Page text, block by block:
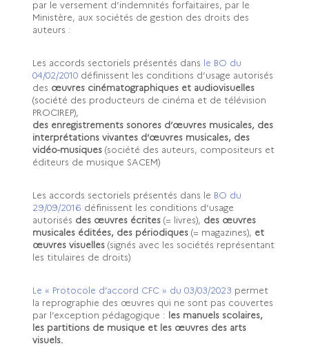
par le versement d’indemnités forfaitaires, par le
Ministère, aux sociétés de gestion des droits des
auteurs :
Les accords sectoriels présentés dans le BO du
04/02/2010 définissent les conditions d’usage autorisés
des œuvres cinématographiques et audiovisuelles
(société des producteurs de cinéma et de télévision
PROCIREP),
des enregistrements sonores d’œuvres musicales, des
interprétations vivantes d’œuvres musicales, des
vidéo-musiques(société des auteurs, compositeurs et
éditeurs de musique SACEM)
Les accords sectoriels présentés dans le BO du
29/09/2016 définissent les conditions d’usage
autorisés des œuvres écrites(= livres), des œuvres
musicales éditées, des périodiques(= magazines), et
œuvres visuelles(signés avec les sociétés représentant
les titulaires de droits)
Le « Protocole d’accord CFC » du 03/03/2023 permet
la reprographie des œuvres qui ne sont pas couvertes
par l’exception pédagogique : les manuels scolaires,
les partitions de musique et les œuvres des arts
visuels.